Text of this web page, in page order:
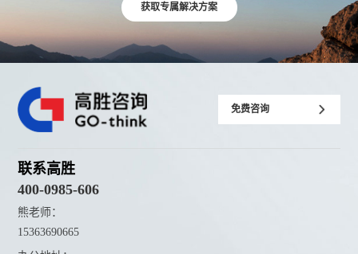
获取专属解决方案
免费咨询
联系高胜
400-0985-606
熊老师：
15363690665